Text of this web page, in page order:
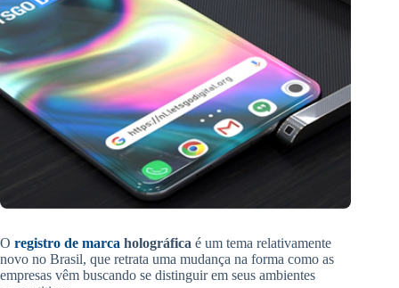
O registro de marca holográfica é um tema relativamente
novo no Brasil, que retrata uma mudança na forma como as
empresas vêm buscando se distinguir em seus ambientes